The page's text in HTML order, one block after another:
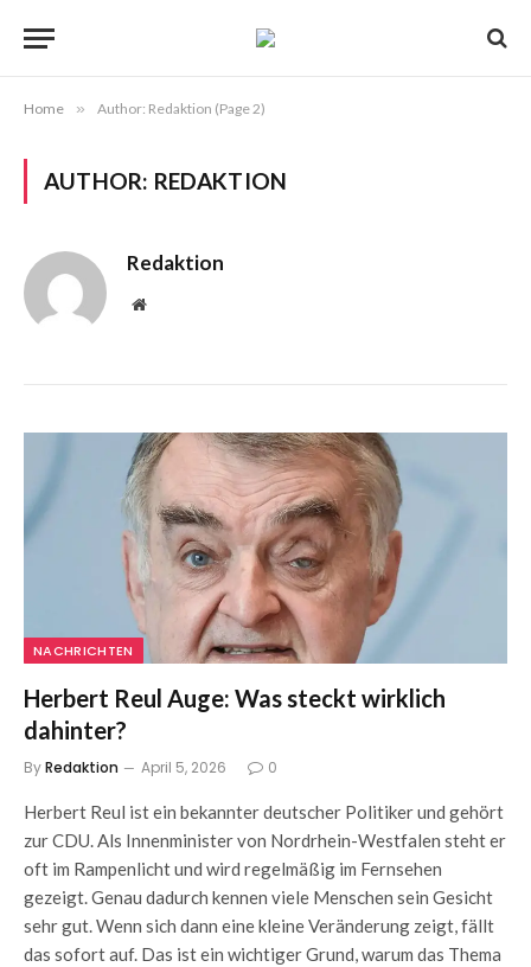
Home » Author: Redaktion (Page 2)
AUTHOR: REDAKTION
Redaktion
Website
NACHRICHTEN
Herbert Reul Auge: Was steckt wirklich
dahinter?
ByRedaktion April 5, 2026 0
Herbert Reul ist ein bekannter deutscher Politiker und gehört
zur CDU. Als Innenminister von Nordrhein-Westfalen steht er
oft im Rampenlicht und wird regelmäßig im Fernsehen
gezeigt. Genau dadurch kennen viele Menschen sein Gesicht
sehr gut. Wenn sich dann eine kleine Veränderung zeigt, fällt
das sofort auf. Das ist ein wichtiger Grund, warum das Thema